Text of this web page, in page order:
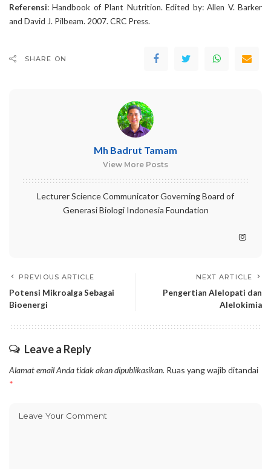
Referensi: Handbook of Plant Nutrition. Edited by: Allen V. Barker
and David J. Pilbeam. 2007. CRC Press.
SHARE ON
Mh Badrut Tamam
View More Posts
Lecturer Science Communicator Governing Board of
Generasi Biologi Indonesia Foundation
PREVIOUS ARTICLE
Potensi Mikroalga Sebagai
Bioenergi
NEXT ARTICLE
Pengertian Alelopati dan
Alelokimia
Leave a Reply
Alamat email Anda tidak akan dipublikasikan. Ruas yang wajib ditandai
*